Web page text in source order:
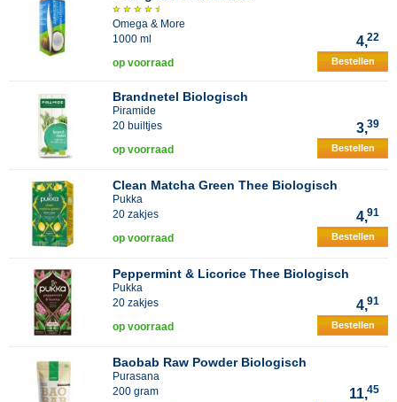
Omega & More
1000 ml
4,22
op voorraad Bestellen
Brandnetel Biologisch
Piramide
20 builtjes
3,39
op voorraad Bestellen
Clean Matcha Green Thee Biologisch
Pukka
20 zakjes
4,91
op voorraad Bestellen
Peppermint & Licorice Thee Biologisch
Pukka
20 zakjes
4,91
op voorraad Bestellen
Baobab Raw Powder Biologisch
Purasana
200 gram
11,45